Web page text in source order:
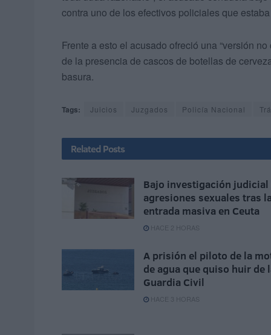
contra uno de los efectivos policiales que
Frente a esto el acusado ofreció una “versión
de la presencia de cascos de botellas de
basura.
Tags: Juicios Juzgados Policía Nacional
Related Posts
Bajo investigación judicial
agresiones sexuales tras la
entrada masiva en Ceuta
HACE 2 HORAS
A prisión el piloto de la
de agua que quiso huir de
Guardia Civil
HACE 3 HORAS